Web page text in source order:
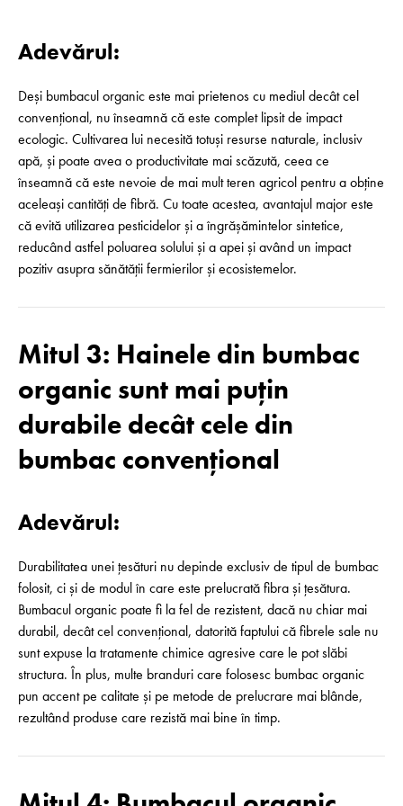
Adevărul:
Deși bumbacul organic este mai prietenos cu mediul decât cel
convențional, nu înseamnă că este complet lipsit de impact
ecologic. Cultivarea lui necesită totuși resurse naturale, inclusiv
apă, și poate avea o productivitate mai scăzută, ceea ce
înseamnă că este nevoie de mai mult teren agricol pentru a obține
aceleași cantități de fibră. Cu toate acestea, avantajul major este
că evită utilizarea pesticidelor și a îngrășămintelor sintetice,
reducând astfel poluarea solului și a apei și având un impact
pozitiv asupra sănătății fermierilor și ecosistemelor.
Mitul 3: Hainele din bumbac
organic sunt mai puțin
durabile decât cele din
bumbac convențional
Adevărul:
Durabilitatea unei țesături nu depinde exclusiv de tipul de bumbac
folosit, ci și de modul în care este prelucrată fibra și țesătura.
Bumbacul organic poate fi la fel de rezistent, dacă nu chiar mai
durabil, decât cel convențional, datorită faptului că fibrele sale nu
sunt expuse la tratamente chimice agresive care le pot slăbi
structura. În plus, multe branduri care folosesc bumbac organic
pun accent pe calitate și pe metode de prelucrare mai blânde,
rezultând produse care rezistă mai bine în timp.